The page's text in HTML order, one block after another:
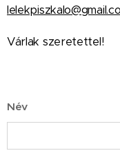
Várlak szeretettel!
Név